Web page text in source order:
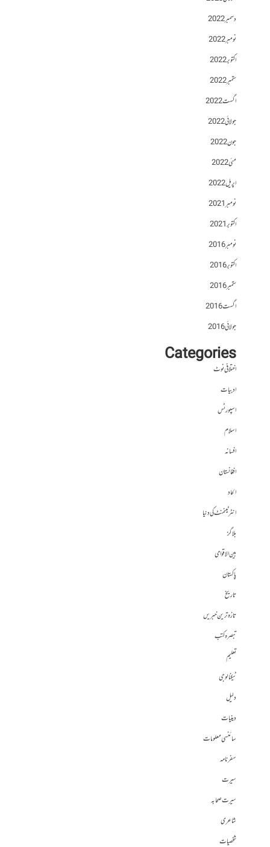
دسمبر 2022
نومبر 2022
اکتوبر 2022
ستمبر 2022
اگست 2022
جولائی 2022
جون 2022
مئی 2022
اپریل 2022
نومبر 2021
اکتوبر 2021
نومبر 2016
اکتوبر 2016
ستمبر 2016
اگست 2016
جولائی 2016
Categories
اختلافی نوٹ
ادبیات
اسپورٹس
اسلام
افسانہ
افغانستان
الحاد
انٹرٹینمنٹ کی دنیا
بلاگز
بین الاقوامی
پاکستان
تاریخ
تازہ ترین خبریں
تبصرہ کتب
تعلیم
ٹیکنالوجی
دلیل
دینیات
سائنسی معلومات
سفرنامہ
سیرت
سیرت صحابہ
شاعری
شخصیات